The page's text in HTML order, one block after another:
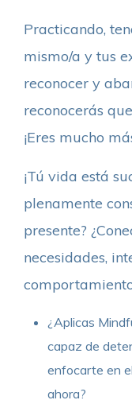
Practicando,
mismo/a y tus
reconocer y
reconocerás
¡Eres mucho
¡Tú vida está
plenamente
presente?
necesidades,
¿Aplicas
capaz de
enfocarte en
ahora?